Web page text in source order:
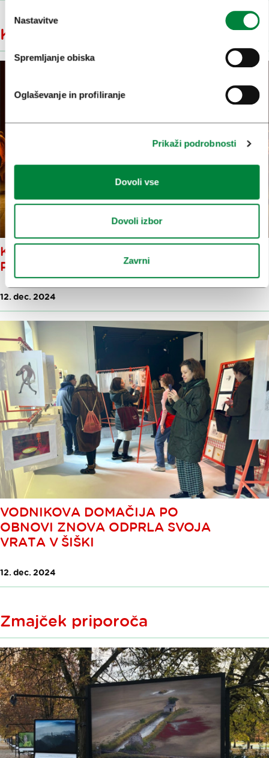
Nastavitve
Spremljanje obiska
Oglaševanje in profiliranje
Prikaži podrobnosti
Dovoli vse
Dovoli izbor
Zavrni
Kultura v Ljubljani
KULTURNI DOGODKI V
PRAZNIČNEM DECEMBRU
12. dec. 2024
VODNIKOVA DOMAČIJA PO
OBNOVI ZNOVA ODPRLA SVOJA
VRATA V ŠIŠKI
12. dec. 2024
Zmajček priporoča